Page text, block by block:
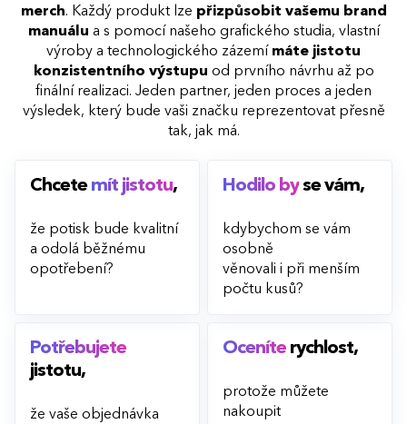
merch. Každý produkt lze přizpůsobit vašemu brand
manuálu a s pomocí našeho grafického studia, vlastní
výroby a technologického zázemí máte jistotu
konzistentního výstupu od prvního návrhu až po
finální realizaci. Jeden partner, jeden proces a jeden
výsledek, který bude vaši značku reprezentovat přesně
tak, jak má.
Chcetemít jistotu,
že potisk bude kvalitní
a odolá běžnému
opotřebení?
Hodilo by se vám,
kdybychom se vám
osobně
věnovali i při menším
počtu kusů?
Potřebujete
jistotu,
že vaše objednávka
Oceníte rychlost,
protože můžete
nakoupit